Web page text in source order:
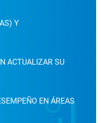
Y
ACTUALIZAR SU
EN ÁREAS